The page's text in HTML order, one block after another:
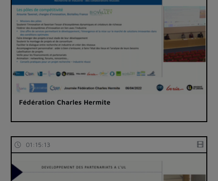
Fédération Charles Hermite
01:15:13